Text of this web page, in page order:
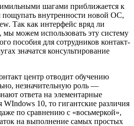
шагами приближается к
внутренности новой ОС,
Так как интерфейс вряд ли
мы можем использовать эту систему
пособия для сотрудников контакт-
значатся консультирование
центр отводит обучению
незначительную роль —
ответа на элементарные
WIndows 10, то гигантские различия
по сравнению с «восьмеркой»,
на выполнение самых простых